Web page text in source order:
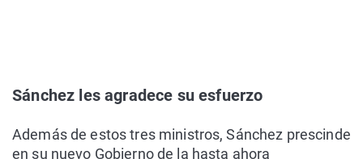
Sánchez les agradece su esfuerzo
Además de estos tres ministros, Sánchez prescinde
en su nuevo Gobierno de la hasta ahora